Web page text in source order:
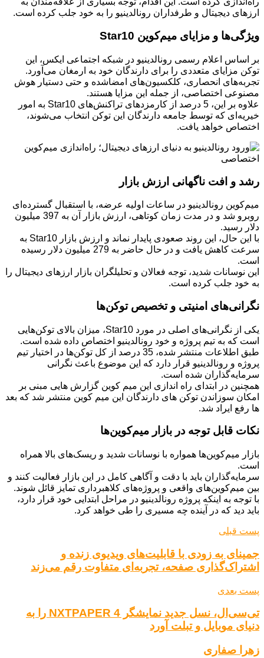
ارزهای دیجیتال و طرفداران رونالدینیو را به خود جلب کرده است.
ویژگی‌ها و مزایای میم‌کوین Star10
بر اساس اعلام رسمی رونالدینیو در شبکه اجتماعی ایکس، این
توکن مزایای متعددی را برای دارندگان خود به ارمغان می‌آورد.
تجربه‌های انحصاری، کلکسیون‌های امضاشده و حتی دستیار هوش
مصنوعی اختصاصی، از جمله این مزایا هستند.
علاوه بر این، 5 درصد از کارمزدهای تراکنش‌های Star10 به امور
خیریه‌ای که توسط جامعه دارندگان این توکن انتخاب می‌شوند،
اختصاص خواهد یافت.
رشد و افت ناگهانی ارزش بازار
میم‌کوین رونالدینیو در ساعات اولیه عرضه، با استقبال گسترده‌ای
روبرو شد و در مدت زمان کوتاهی، ارزش بازار آن به 397 میلیون
دلار رسید.
با این حال، این روند صعودی پایدار نماند و ارزش بازار Star10 به
سرعت کاهش یافت و در حال حاضر به 279 میلیون دلار رسیده
است.
این نوسانات شدید، توجه فعالان و تحلیلگران بازار ارزهای دیجیتال را
به خود جلب کرده است.
نگرانی‌های امنیتی و تخصیص توکن‌ها
یکی از نگرانی‌های اصلی در مورد Star10، میزان بالای توکن‌هایی
است که به تیم پروژه و خود رونالدینیو اختصاص داده شده است.
طبق اطلاعات منتشر شده، 35 درصد از کل توکن‌ها در اختیار تیم
پروژه و رونالدینیو قرار دارد که این موضوع باعث نگرانی
سرمایه‌گذاران شده است.
همچنین در ابتدای راه اندازی این میم کوین گزارش هایی مبنی بر
امکان سوزاندن توکن های دارندگان این میم کوین منتشر شد که بعد
ها رفع ایراد شد.
نکات قابل توجه در بازار میم‌کوین‌ها
بازار میم‌کوین‌ها همواره با نوسانات شدید و ریسک‌های بالا همراه
است.
سرمایه‌گذاران باید با دقت و آگاهی کامل در این بازار فعالیت کنند و
بین میم‌کوین‌های واقعی و پروژه‌های کلاهبرداری تمایز قائل شوند.
با توجه به اینکه پروژه رونالدینیو در مراحل ابتدایی خود قرار دارد،
باید دید که در آینده چه مسیری را طی خواهد کرد.
پست قبلی
جمینای به زودی با قابلیت‌های ویدیوی زنده و
اشتراک‌گذاری صفحه، تجربه‌ای متفاوت رقم می‌زند
پست بعدی
تی‌سی‌ال، نسل جدید نمایشگر NXTPAPER 4 را به
دنیای موبایل و تبلت آورد
زهرا صفاری